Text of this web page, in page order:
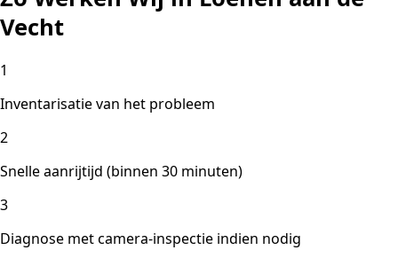
Vecht
1
Inventarisatie van het probleem
2
Snelle aanrijtijd (binnen 30 minuten)
3
Diagnose met camera-inspectie indien nodig